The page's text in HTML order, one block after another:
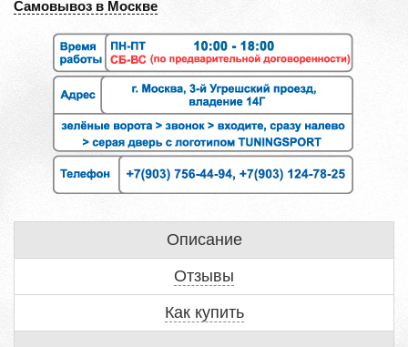
Самовывоз в Москве
Описание
Отзывы
Как купить